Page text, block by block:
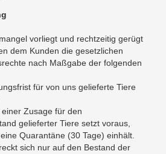
vorliegt und rechtzeitig gerügt
dem Kunden die gesetzlichen
nach Maßgabe der folgenden
für von uns gelieferte Tiere
Zusage für den
gelieferter Tiere setzt voraus,
Quarantäne (30 Tage) einhält.
sich nur auf den Bestand der